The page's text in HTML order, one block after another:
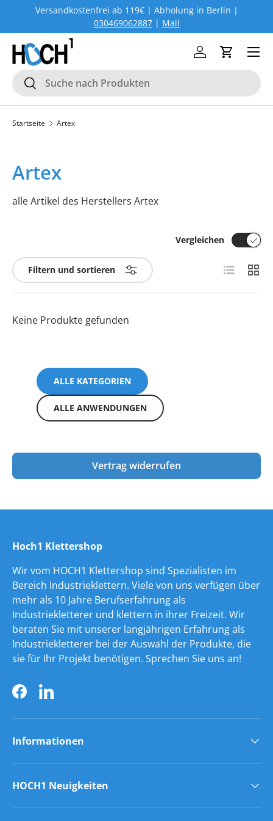
DIREKT ZUM INHALT
Versandkostenfrei ab 119€ | Abholung in Berlin |
030469062887| Mail
Suchen
Suchen
Einloggen
Menü
Startseite Artex
Artex
alle Artikel des Herstellers Artex
Filtern und sortieren
Vergleichen
Keine Produkte gefunden
ALLE KATEGORIEN
ALLE ANWENDUNGEN
Vertrag widerrufen
Hoch1 Klettershop
Wir vom HOCH1 Klettershop sind Spezialisten im
Bereich Industrieklettern. Viele von uns verfügen über
mehr als 10 Jahre Berufserfahrung als
Industriekletterer und klettern in ihrer Freizeit. Wir
beraten Sie mit unserer langjährigen Erfahrung als
Industriekletterer bei der Auswahl der Produkte, die
sie für Ihr Projekt benötigen. Sprechen Sie uns an!
FacebookLinkedIn
Informationen
HOCH1 Neuigkeiten